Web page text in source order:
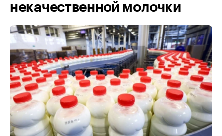
некачественной молочки